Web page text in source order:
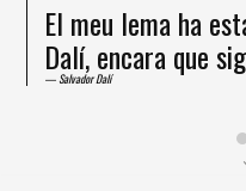
El meu lema ha
Dalí, encara que
Salvador Dalí